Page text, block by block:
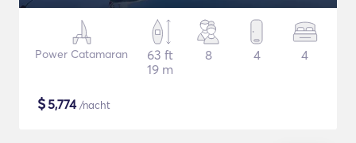
Power Catamaran
63 ft
19 m
8 4 4
$5,774/nacht